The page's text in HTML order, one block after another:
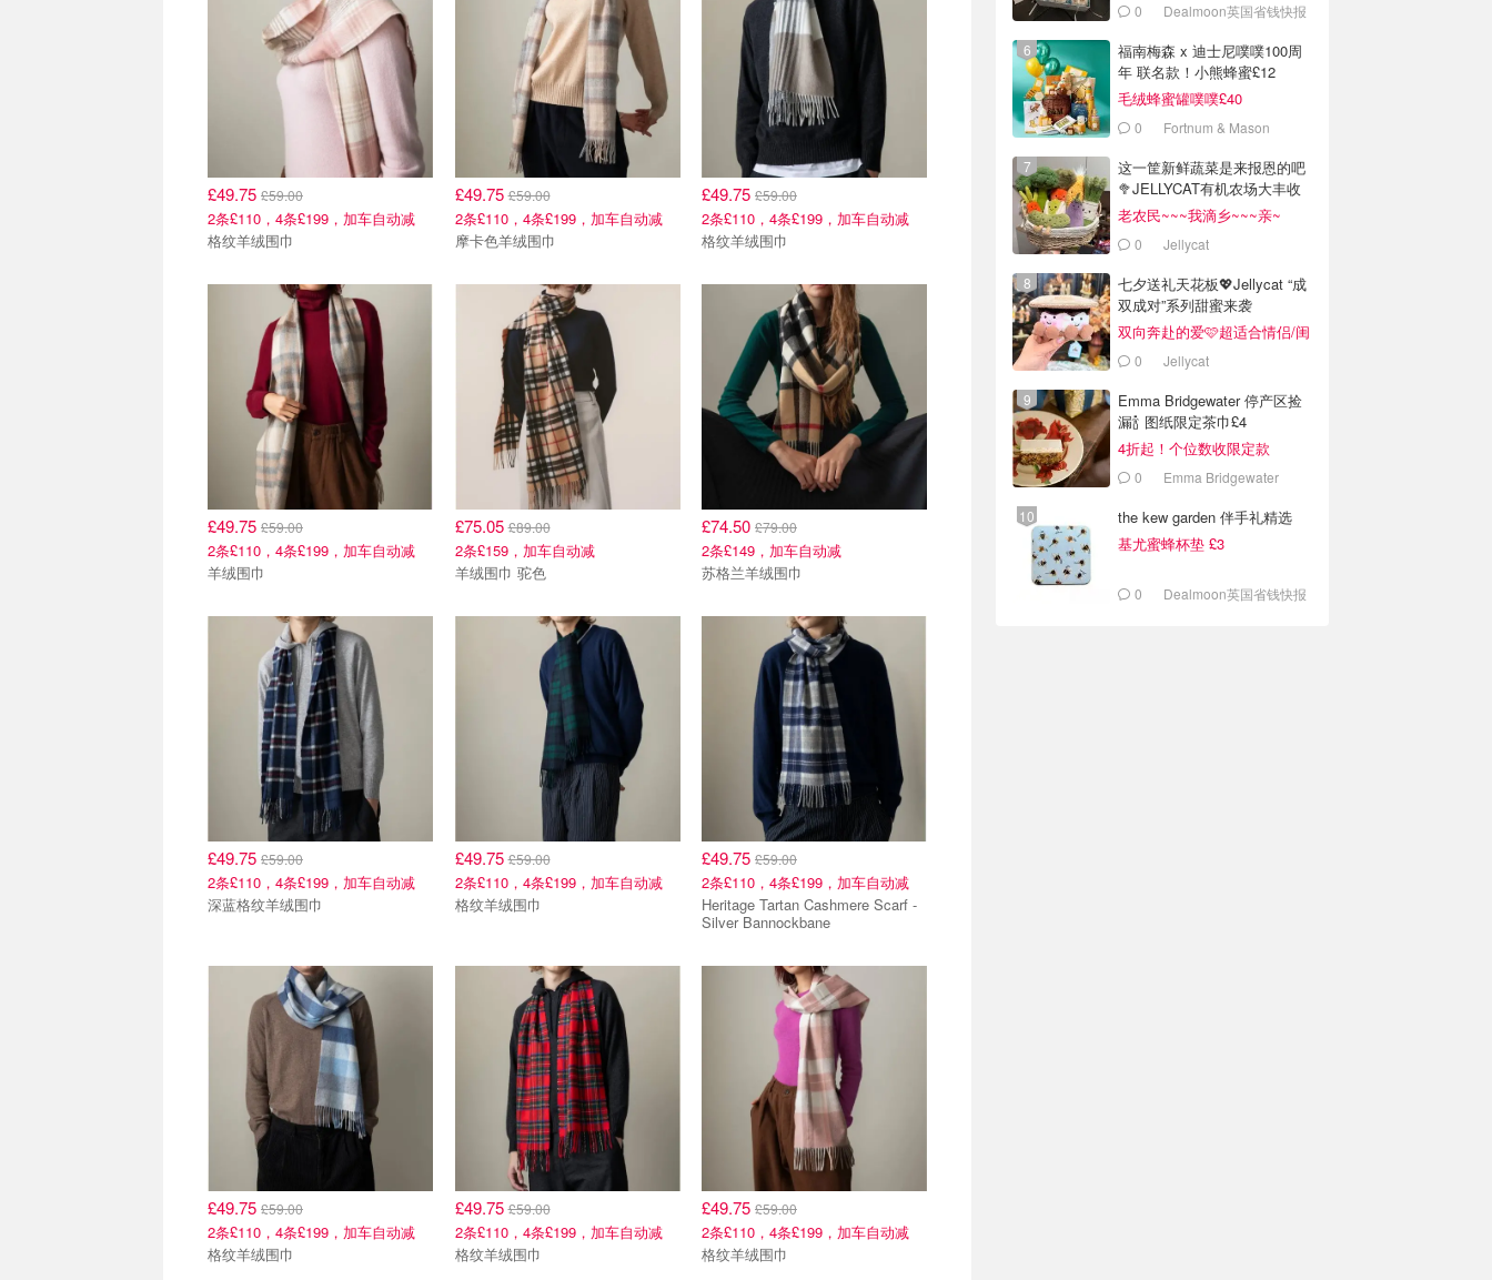
£49.75 £59.00
2条£110，4条£199，加车自动减
格纹羊绒围巾
£49.75£59.00
2条£110，4条£199，加车自动减
摩卡色羊绒围巾
£49.75 £59.00
2条£110，4条£199，加车自动减
格纹羊绒围巾
£49.75 £59.00
2条£110，4条£199，加车自动减
羊绒围巾
£75.05£89.00
2条£159，加车自动减
羊绒围巾 驼色
£74.50 £79.00
2条£149，加车自动减
苏格兰羊绒围巾
£49.75 £59.00
2条£110，4条£199，加车自动减
深蓝格纹羊绒围巾
£49.75£59.00
2条£110，4条£199，加车自动减
格纹羊绒围巾
£49.75 £59.00
2条£110，4条£199，加车自动减
Heritage Tartan Cashmere Scarf -
Silver Bannockbane
£49.75 £59.00
2条£110，4条£199，加车自动减
格纹羊绒围巾
£49.75£59.00
2条£110，4条£199，加车自动减
格纹羊绒围巾
£49.75 £59.00
2条£110，4条£199，加车自动减
格纹羊绒围巾
0 Dealmoon英国省钱快报
福南梅森 x 迪士尼噗噗100周
年 联名款！小熊蜂蜜£12
毛绒蜂蜜罐噗噗£40
0 Fortnum & Mason
这一筐新鲜蔬菜是来报恩的吧
🥦JELLYCAT有机农场大丰收
老农民~~~我滴乡~~~亲~
0 Jellycat
七夕送礼天花板💖Jellycat “成
双成对”系列甜蜜来袭
双向奔赴的爱🩷超适合情侣/闺
蜜送礼
0 Jellycat
Emma Bridgewater 停产区捡
漏🍾 图纸限定茶巾£4
4折起！个位数收限定款
0 Emma Bridgewater
the kew garden 伴手礼精选
基尤蜜蜂杯垫 £3
0 Dealmoon英国省钱快报